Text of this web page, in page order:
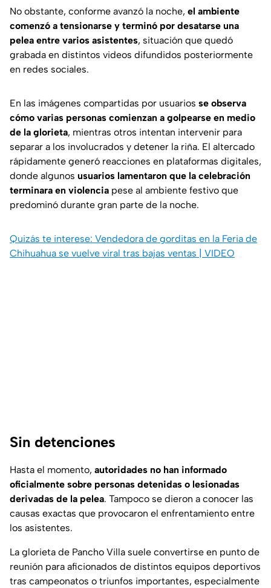
No obstante, conforme avanzó la noche, el ambiente
comenzó a tensionarse y terminó por desatarse una
pelea entre varios asistentes, situación que quedó
grabada en distintos videos difundidos posteriormente
en redes sociales.
En las imágenes compartidas por usuarios se observa
cómo varias personas comienzan a golpearse en medio
de la glorieta, mientras otros intentan intervenir para
separar a los involucrados y detener la riña. El altercado
rápidamente generó reacciones en plataformas digitales,
donde algunos usuarios lamentaron que la celebración
terminara en violencia pese al ambiente festivo que
predominó durante gran parte de la noche.
Quizás te interese: Vendedora de gorditas en la Feria de
Chihuahua se vuelve viral tras bajas ventas | VIDEO
Sin detenciones
Hasta el momento, autoridades no han informado
oficialmente sobre personas detenidas o lesionadas
derivadas de la pelea. Tampoco se dieron a conocer las
causas exactas que provocaron el enfrentamiento entre
los asistentes.
La glorieta de Pancho Villa suele convertirse en punto de
reunión para aficionados de distintos equipos deportivos
tras campeonatos o triunfos importantes, especialmente